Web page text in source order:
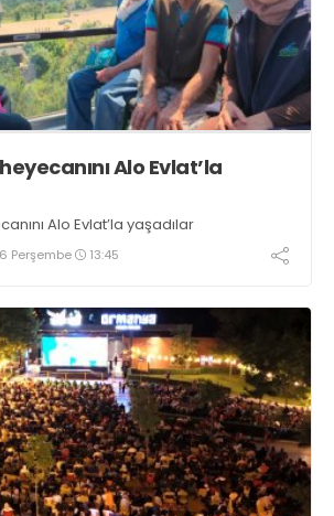
Alo Evlat’la
Alo Evlat’la yaşadılar
Perşembe 13:45